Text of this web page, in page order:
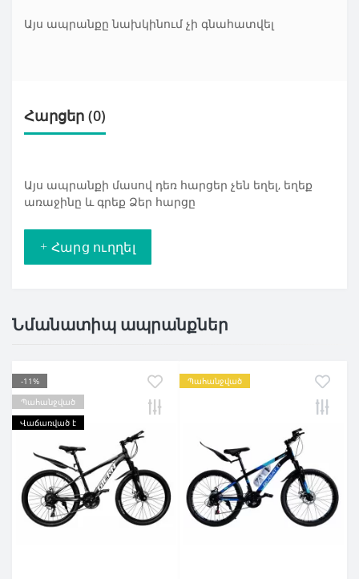
Այս ապրանքը նախկինում չի գնահատվել
Հարցեր (0)
Այս ապրանքի մասով դեռ հարցեր չեն եղել, եղեք
առաջինը և գրեք Ձեր հարցը
+ Հարց ուղղել
Նմանատիպ ապրանքներ
-11%
Պահանջված
Վաճառված է
Պահանջված